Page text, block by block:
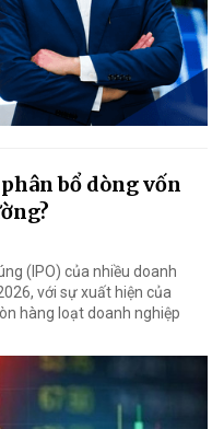
bổ dòng vốn
(IPO) của nhiều doanh
với sự xuất hiện của
hàng loạt doanh nghiệp